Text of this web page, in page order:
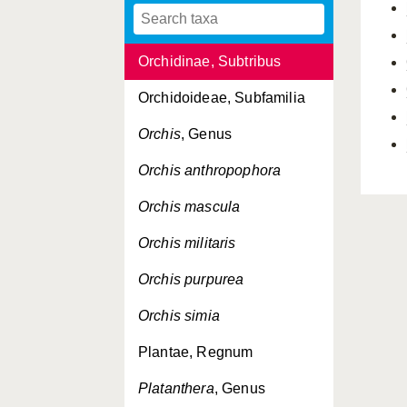
Orchideae, Tribus
Orchidinae, Subtribus
Orchidoideae, Subfamilia
Orchis, Genus
Orchis anthropophora
Orchis mascula
Orchis militaris
Orchis purpurea
Orchis simia
Plantae, Regnum
Platanthera, Genus